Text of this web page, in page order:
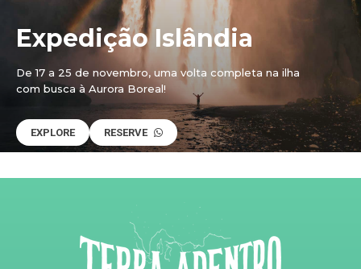
Expedição Islândia
De 17 a 25 de novembro, uma volta completa na ilha
com busca à Aurora Boreal!
EXPLORE RESERVE